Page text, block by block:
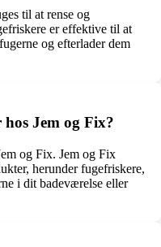
til at rense og
er effektive til at
og efterlader dem
Jem og Fix?
og Fix. Jem og Fix
herunder fugefriskere,
i dit badeværelse eller